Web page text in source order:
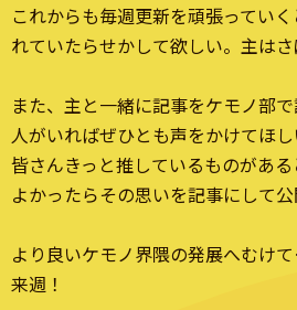
これからも毎週更新を頑張ってい
れていたらせかして欲しい。主は
また、主と一緒に記事をケモノ部
人がいればぜひとも声をかけてほ
皆さんきっと推しているものがある
よかったらその思いを記事にして公
より良いケモノ界隈の発展へむ
来週！